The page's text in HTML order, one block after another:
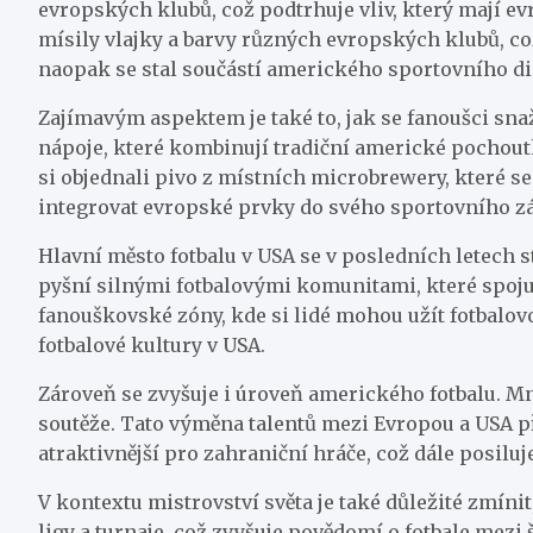
evropských klubů, což podtrhuje vliv, který mají
mísily vlajky a barvy různých evropských klubů,
naopak se stal součástí amerického sportovního
Zajímavým aspektem je také to, jak se fanoušci
nápoje, které kombinují tradiční americké
si objednali pivo z místních microbrewery, které
integrovat evropské prvky do svého sportovního
Hlavní město fotbalu v USA se v posledních
pyšní silnými fotbalovými komunitami, které
fanouškovské zóny, kde si lidé mohou užít
fotbalové kultury v USA.
Zároveň se zvyšuje i úroveň amerického fotbalu.
soutěže. Tato výměna talentů mezi Evropou a
atraktivnější pro zahraniční hráče, což dále
V kontextu mistrovství světa je také důležité